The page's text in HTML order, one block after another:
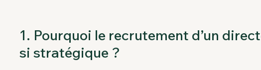
1. Pourquoi le recrutement d’un
si stratégique ?